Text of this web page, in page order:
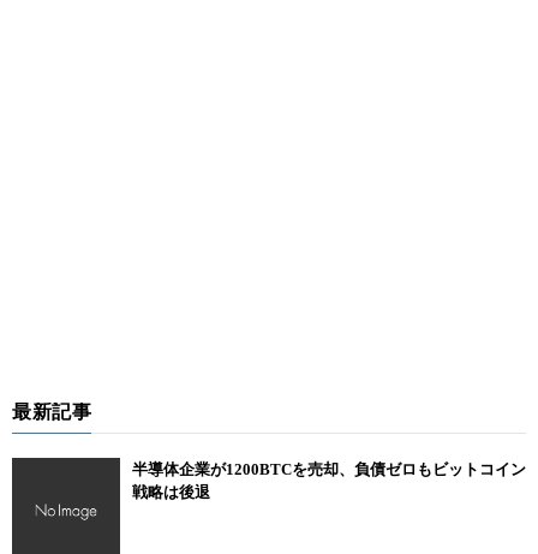
最新記事
半導体企業が1200BTCを売却、負債ゼロもビットコイン
戦略は後退